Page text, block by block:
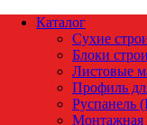
Каталог
Сухие
Блоки
Листовые
Профиль
Руспанель
Монтажная